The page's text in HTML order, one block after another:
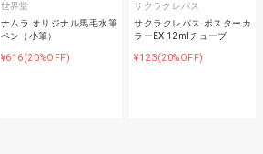
世界堂
ナムラ オリジナル馬毛水筆
ペン（小筆）
¥616(20%OFF)
サクラクレパス
サクラクレパス ポスターカ
ラーEX 12mlチューブ
¥123(20%OFF)